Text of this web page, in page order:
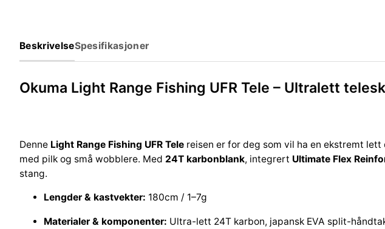
BeskrivelseSpesifikasjoner
Okuma Light Range Fishing UFR Tele – Ultralett
Denne Light Range Fishing UFR Tele reisen er for deg som vil ha en ekstremt
med pilk og små wobblere. Med 24T karbonblank, integrert Ultimate Flex
stang.
Lengder & kastvekter: 180cm / 1–7g
Materialer & komponenter: Ultra-lett 24T karbon, japansk EVA split-